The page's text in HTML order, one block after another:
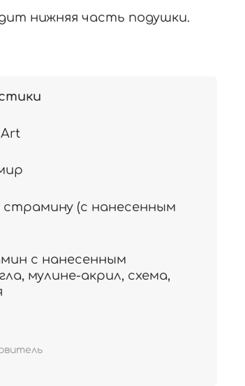
нижняя часть подушки.
(с нанесенным
с нанесенным
мулине-акрил, схема,